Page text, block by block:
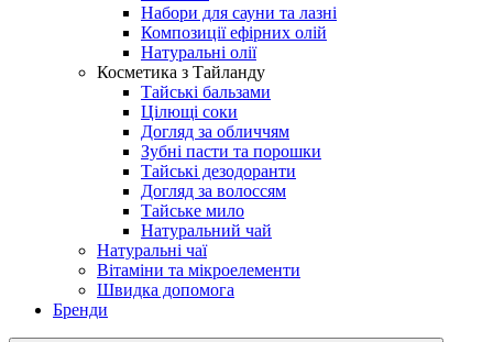
Набори для сауни та лазні
Композиції ефірних олій
Натуральні олії
Косметика з Тайланду
Тайські бальзами
Цілющі соки
Догляд за обличчям
Зубні пасти та порошки
Тайські дезодоранти
Догляд за волоссям
Тайське мило
Натуральний чай
Натуральні чаї
Вітаміни та мікроелементи
Швидка допомога
Бренди